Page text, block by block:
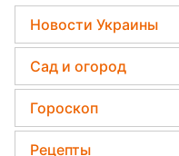
РФ покупает
разведке
Алексей Тесля